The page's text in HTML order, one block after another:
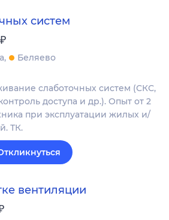
систем
₽
Беляево
слаботочных систем (СКС,
доступа и др.). Опыт от 2
при эксплуатации жилых и/
ТК.
вентиляции